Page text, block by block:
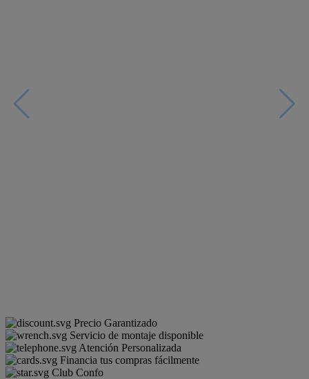
Precio Garantizado
Servicio de montaje disponible
Atención Personalizada
Financia tus compras fácilmente
Club Confo